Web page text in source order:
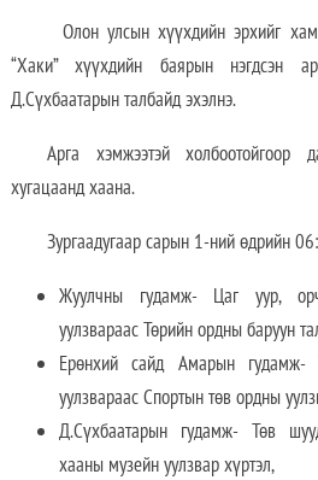
Олон улсын хүүхдийн эрхийг
“Хаки” хүүхдийн баярын нэгдсэн
Д.Сүхбаатарын талбайд эхэлнэ.
Арга хэмжээтэй холбоотойгоор
хугацаанд хаана.
Зургаадугаар сарын 1-ний өдрийн
Жуулчны гудамж- Цаг уур,
уулзвараас Төрийн ордны баруун
Ерөнхий сайд Амарын
уулзвараас Спортын төв ордны
Д.Сүхбаатарын гудамж- Төв
хааны музейн уулзвар хүртэл,